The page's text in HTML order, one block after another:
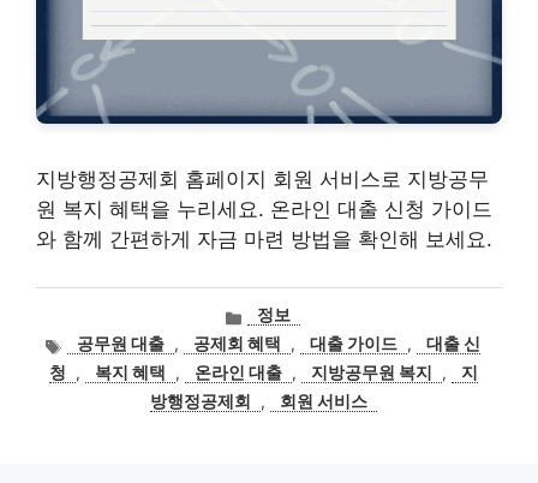
지방행정공제회 홈페이지 회원 서비스로 지방공무
원 복지 혜택을 누리세요. 온라인 대출 신청 가이드
와 함께 간편하게 자금 마련 방법을 확인해 보세요.
카
테
고
리
정보
태공무원 대출 , 공제회 혜택 , 대출 가이드 ,
대출 신
청
, 복지 혜택 , 온라인 대출 , 지방공무원 복지 ,
지
방행정공제회
, 회원 서비스